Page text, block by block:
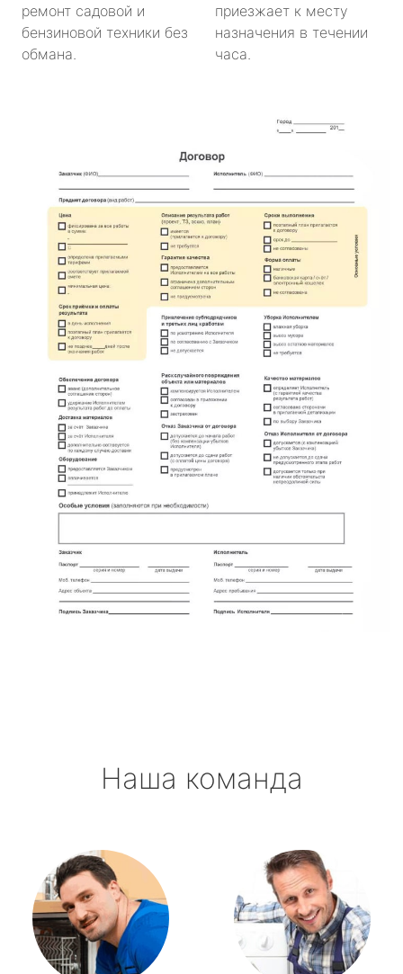
ремонт садовой и
бензиновой техники без
обмана.
приезжает к месту
назначения в течении
часа.
Наша команда